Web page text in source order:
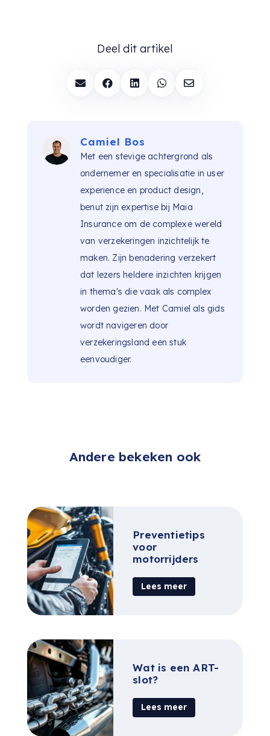
Deel dit artikel
    
Camiel Bos
Met een stevige achtergrond als
ondernemer en specialisatie in user
experience en product design,
benut zijn expertise bij Maia
Insurance om de complexe wereld
van verzekeringen inzichtelijk te
maken. Zijn benadering verzekert
dat lezers heldere inzichten krijgen
in thema's die vaak als complex
worden gezien. Met Camiel als gids
wordt navigeren door
verzekeringsland een stuk
eenvoudiger.
Andere bekeken ook
Preventietips
voor
motorrijders
Lees meer
Wat is een ART-
slot?
Lees meer